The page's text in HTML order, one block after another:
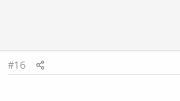
#16